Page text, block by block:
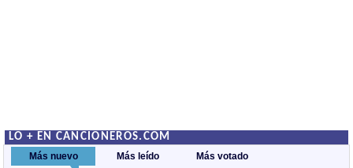
LO + EN CANCIONEROS.COM
Más nuevo Más leído Más votado